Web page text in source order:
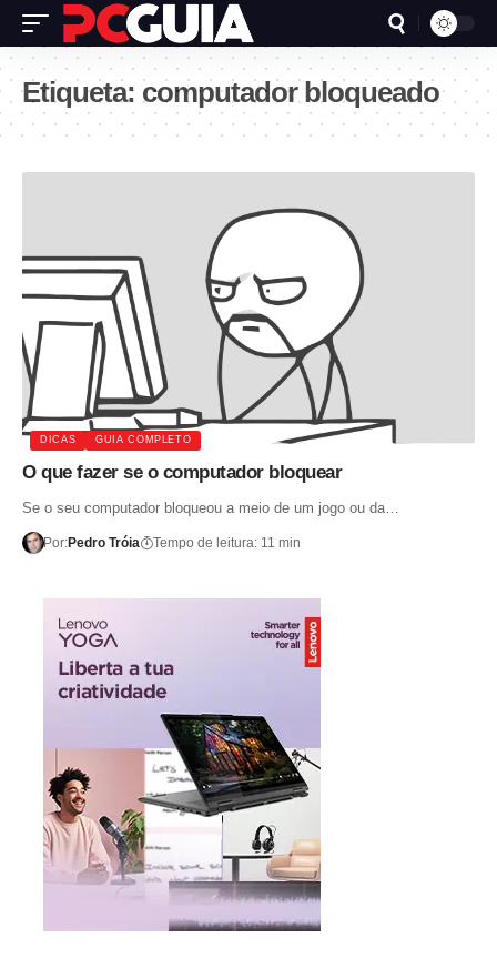
Etiqueta: computador bloqueado
DICAS GUIA COMPLETO
O que fazer se o computador bloquear
Se o seu computador bloqueou a meio de um jogo ou da…
Por:Pedro Tróia Tempo de leitura: 11 min